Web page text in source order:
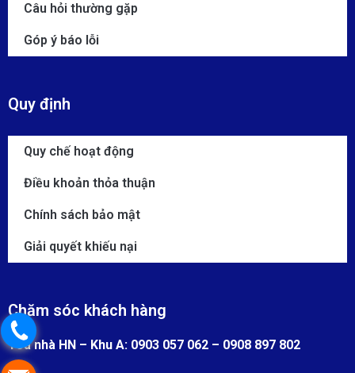
Câu hỏi thường gặp
Góp ý báo lỗi
Quy định
Quy chế hoạt động
Điều khoản thỏa thuận
Chính sách bảo mật
Giải quyết khiếu nại
Chăm sóc khách hàng
Toà nhà HN – Khu A: 0903 057 062 – 0908 897 802